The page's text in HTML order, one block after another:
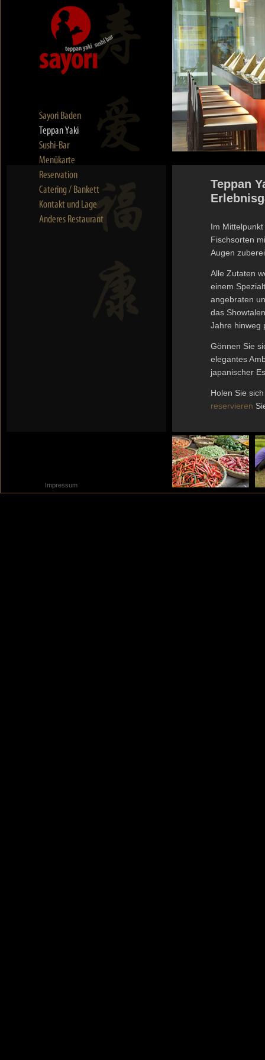
Teppan
Im
Fischsorten
Augen
Alle Zutaten
einem
angebraten
das
Jahre hinweg
Gönnen Sie
elegantes
japanischer
Holen Sie
reservieren
Impressum